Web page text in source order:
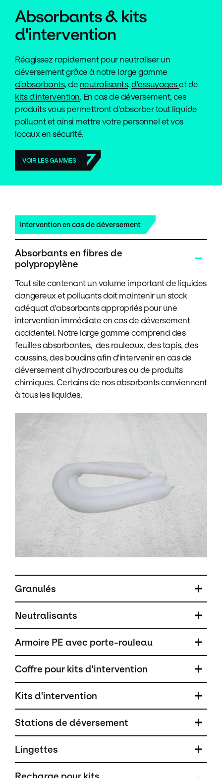
Absorbants & kits
d'intervention
Réagissez rapidement pour neutraliser un
déversement grâce à notre large gamme
d'absorbants, de neutralisants,d'essuyageset de
kits d'intervention. En cas de déversement, ces
produits vous permettront d'absorber tout liquide
polluant et ainsi mettre votre personnel et vos
locaux en sécurité.
VOIR LES GAMMES
Intervention en cas de déversement
Absorbants en fibres de
polypropylène
Tout site contenant un volume important de liquides
dangereux et polluants doit maintenir un stock
adéquat d'absorbants appropriés pour une
intervention immédiate en cas de déversement
accidentel. Notre large gamme comprend des
feuilles absorbantes, des rouleaux, des tapis, des
coussins, des boudins afin d'intervenir en cas de
déversement d'hydrocarbures ou de produits
chimiques. Certains de nos absorbants conviennent
à tous les liquides.
Granulés
Neutralisants
Armoire PE avec porte-rouleau
Coffre pour kits d'intervention
Kits d'intervention
Stations de déversement
Lingettes